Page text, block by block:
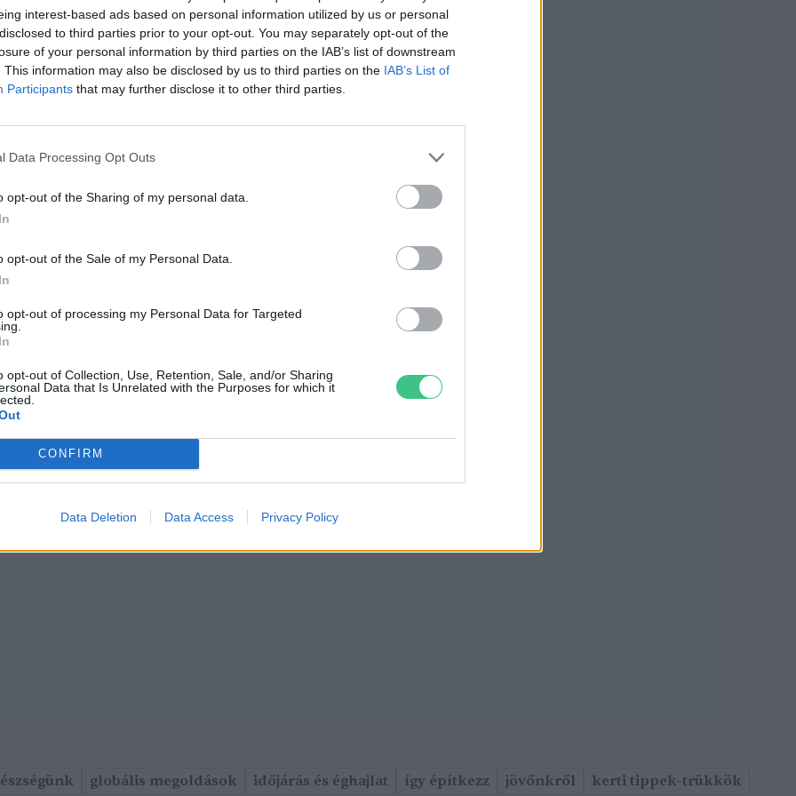
interest-based ads based on personal information utilized by us or personal
to third parties prior to your opt-out. You may separately opt-out of the
of your personal information by third parties on the IAB’s list of downstream
This information may also be disclosed by us to third parties on the IAB’s List of
Participants that may further disclose it to other third parties.
Data Processing Opt Outs
opt-out of the Sharing of my personal data.
opt-out of the Sale of my Personal Data.
opt-out of processing my Personal Data for Targeted
opt-out of Collection, Use, Retention, Sale, and/or Sharing
Data that Is Unrelated with the Purposes for which it
CONFIRM
Data Deletion Data Access Privacy Policy
szúnyogirtásnak
Zoltán
a szúnyogszezon, hulljon hát
idegméreg?
Zoltán
globális megoldások időjárás és éghajlat így építkezz jövőnkről kerti tippek-trükkök